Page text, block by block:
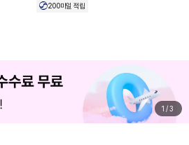
200마일 적립
1 /3